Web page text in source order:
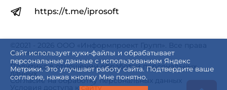
Сайт использует куки-файлы и обрабатывает
персональные данные с использованием Яндекс
Метрики. Это улучшает работу сайта. Подтвердите ваше
согласие, нажав кнопку Мне понятно.
https://t.me/iprosoft
©2021 - 2026 ООО «Информпроект Групп». Все права
защищены.
Политика в отношении обработки персональных
данных
Согласие на обработку персональных данных
Условия доступа к сайту